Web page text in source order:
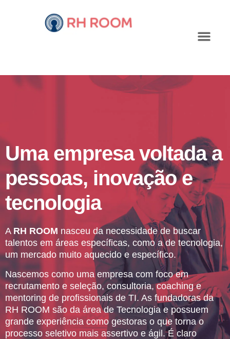
Uma empresa voltada a
pessoas, inovação e
tecnologia
A RH ROOM nasceu da necessidade de buscar
talentos em áreas específicas, como a de tecnologia,
um mercado muito aquecido e específico.
Nascemos como uma empresa com foco em
recrutamento e seleção, consultoria, coaching e
mentoring de profissionais de TI. As fundadoras da
RH ROOM são da área de Tecnologia e possuem
grande experiência como gestoras o que torna o
processo seletivo mais assertivo e ágil. É claro